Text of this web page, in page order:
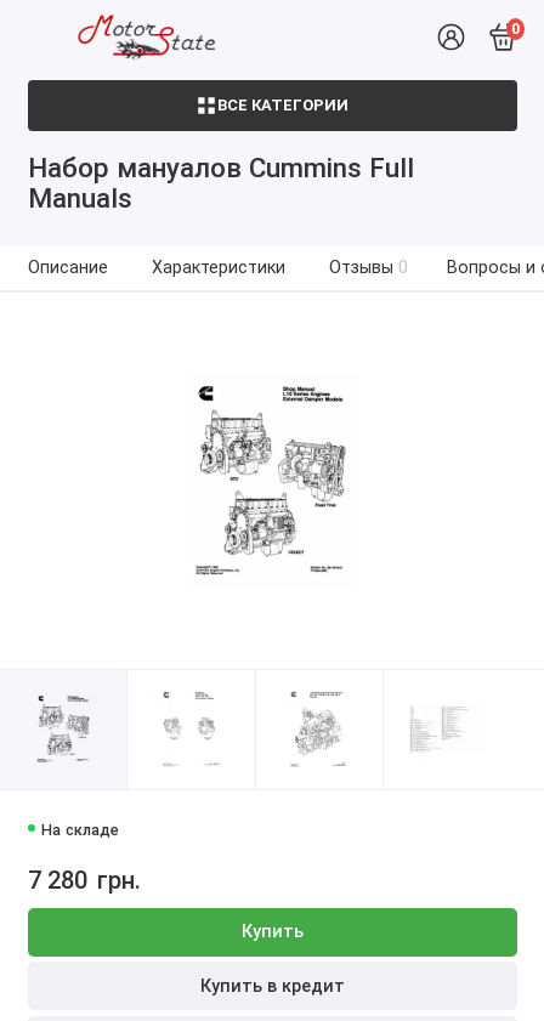
0
ВСЕ КАТЕГОРИИ
Набор мануалов Cummins Full
Manuals
Описание Характеристики Отзывы 0 Вопросы и
На складе
7 280 грн.
Купить
Купить в кредит